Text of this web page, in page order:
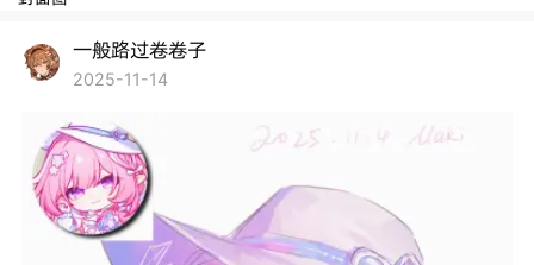
一般路过卷卷子
2025-11-14